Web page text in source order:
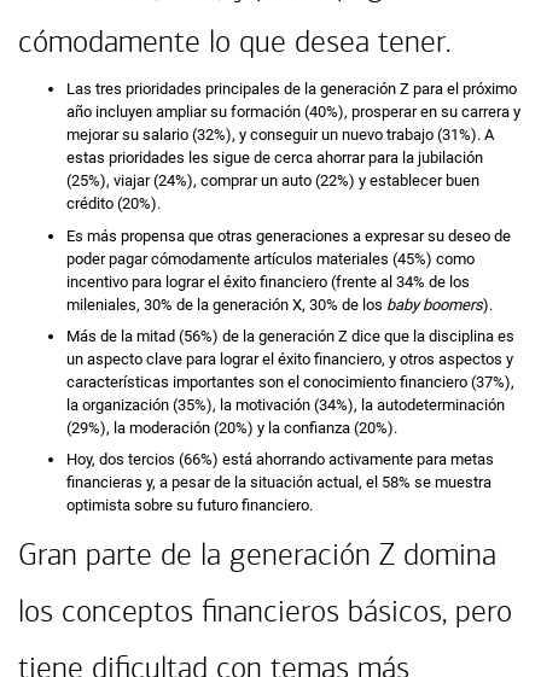
cómodamente lo que desea tener.
Las tres prioridades principales de la generación Z para el próximo
año incluyen ampliar su formación (40%), prosperar en su carrera y
mejorar su salario (32%), y conseguir un nuevo trabajo (31%). A
estas prioridades les sigue de cerca ahorrar para la jubilación
(25%), viajar (24%), comprar un auto (22%) y establecer buen
crédito (20%).
Es más propensa que otras generaciones a expresar su deseo de
poder pagar cómodamente artículos materiales (45%) como
incentivo para lograr el éxito financiero (frente al 34% de los
mileniales, 30% de la generación X, 30% de los baby boomers).
Más de la mitad (56%) de la generación Z dice que la disciplina es
un aspecto clave para lograr el éxito financiero, y otros aspectos y
características importantes son el conocimiento financiero (37%),
la organización (35%), la motivación (34%), la autodeterminación
(29%), la moderación (20%) y la confianza (20%).
Hoy, dos tercios (66%) está ahorrando activamente para metas
financieras y, a pesar de la situación actual, el 58% se muestra
optimista sobre su futuro financiero.
Gran parte de la generación Z domina
los conceptos financieros básicos, pero
tiene dificultad con temas más